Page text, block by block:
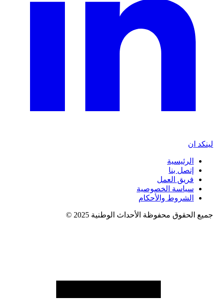
لينكد ان
الرئيسية
إتصل بنا
فريق العمل
سياسة الخصوصية
الشروط والأحكام
جميع الحقوق محفوظة الأحداث الوطنية 2025 ©